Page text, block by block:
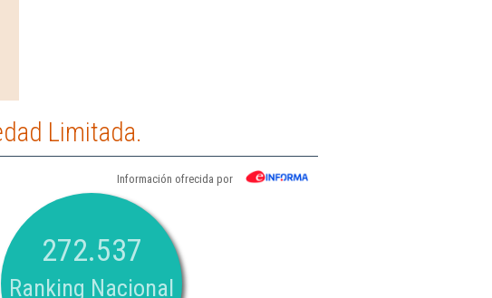
Limitada.
Información ofrecida por
272.537
Ranking Nacional